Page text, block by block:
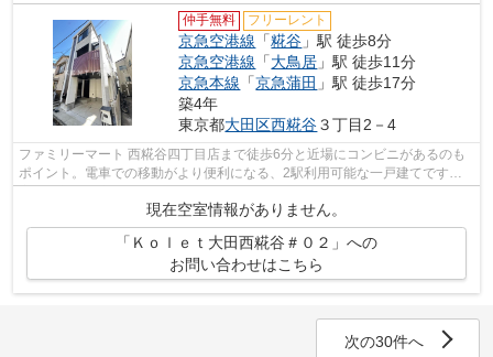
仲手無料 フリーレント
京急空港線 「糀谷 」駅 徒歩8分
京急空港線 「大鳥居 」駅 徒歩11分
京急本線 「京急蒲田 」駅 徒歩17分
築4年
東京都大田区西糀谷３丁目2－4
ファミリーマート 西糀谷四丁目店まで徒歩6分と近場にコンビニがあるのも
ポイント。電車での移動がより便利になる、2駅利用可能な一戸建てです。
室内に新鮮な空気を取り入れやすい風通...
現在空室情報がありません。
「Ｋｏｌｅｔ大田西糀谷＃０２」への
お問い合わせはこちら
次の30件へ